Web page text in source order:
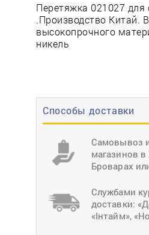
Способы доставки
Самовывоз
магазинов в
Броварах
Службами
доставки:
«Інтайм»,
Перетяжка 021027 для
.Производство Китай.
высокопрочного
никель